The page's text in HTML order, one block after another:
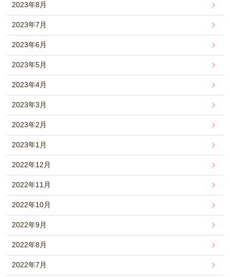
2023年8月
2023年7月
2023年6月
2023年5月
2023年4月
2023年3月
2023年2月
2023年1月
2022年12月
2022年11月
2022年10月
2022年9月
2022年8月
2022年7月